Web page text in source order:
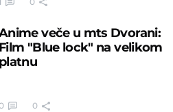
veče u mts Dvorani:
Film "Blue lock" na velikom
platnu
0